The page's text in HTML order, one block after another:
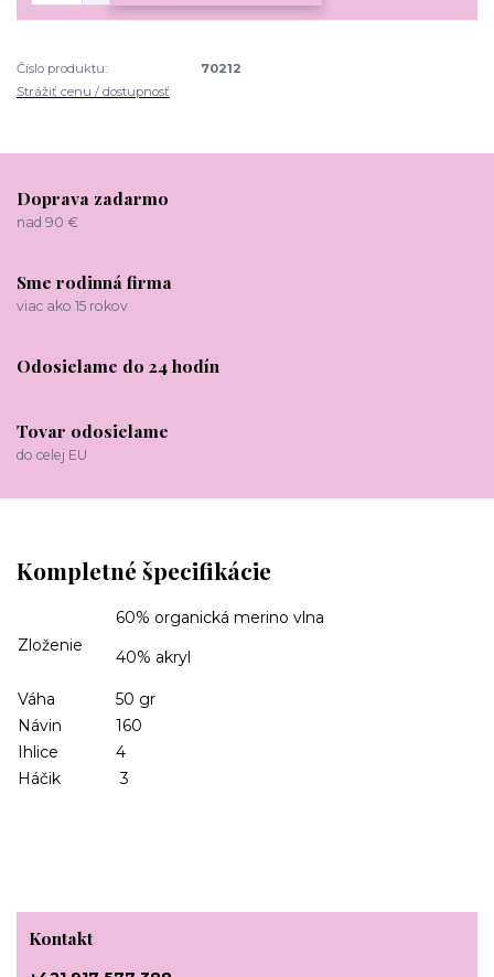
Číslo produktu:
70212
Strážiť cenu / dostupnosť
Doprava zadarmo
nad 90 €
Sme rodinná firma
viac ako 15 rokov
Odosielame do 24 hodín
Tovar odosielame
do celej EU
Kompletné špecifikácie
Zloženie
60% organická merino vlna
40% akryl
Váha
50 gr
Návin
160
Ihlice
4
Háčik
3
Kontakt